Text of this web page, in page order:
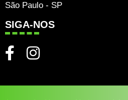
São Paulo - SP
SIGA-NOS